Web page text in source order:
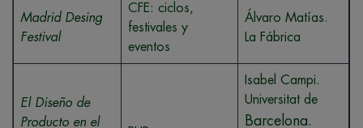
Madrid Desing
Festival
CFE: ciclos,
festivales y
eventos
Álvaro Matías.
La Fábrica
El Diseño de
Producto en el
Isabel Campi.
Universitat de
Barcelona.